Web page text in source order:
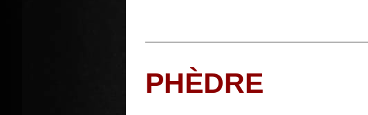
PHÈDRE